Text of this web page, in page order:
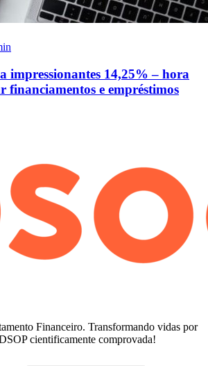
impressionantes 14,25% – hora
financiamentos e empréstimos
Financeiro. Transformando vidas por
cientificamente comprovada!